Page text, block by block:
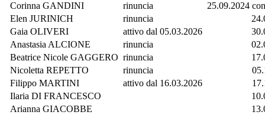
Corinna GANDINI
rinuncia
25.09.2024
Elen JURINICH
rinuncia
Gaia OLIVERI
attivo dal 05.03.2026
Anastasia ALCIONE
rinuncia
Beatrice Nicole GAGGERO rinuncia
Nicoletta REPETTO
rinuncia
Filippo MARTINI
attivo dal 16.03.2026
Ilaria DI FRANCESCO
Arianna GIACOBBE